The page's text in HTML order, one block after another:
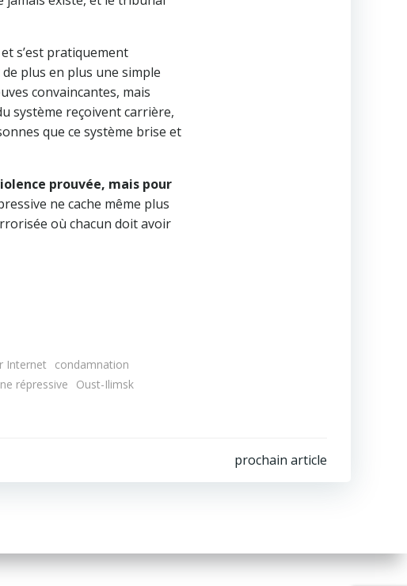
s’est pratiquement
plus en plus une simple
convaincantes, mais
système reçoivent carrière,
que ce système brise et
prouvée, mais pour
ne cache même plus
où chacun doit avoir
Internet
condamnation
répressive
Oust-Ilimsk
prochain article